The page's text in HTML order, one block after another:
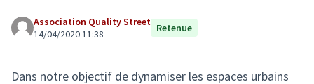
Association Quality Street
14/04/2020 11:38
Retenue
Dans notre objectif de dynamiser les espaces urbains